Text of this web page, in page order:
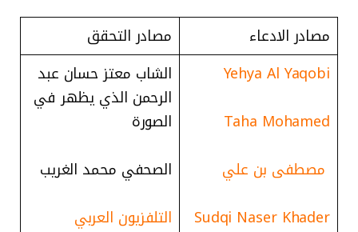
مصادر الادعاء
مصادر التحقق
Yehya Al Yaqobi
Taha Mohamed
مصطفى بن علي
Sudqi Naser Khader
الشاب معتز حسان عبد
الرحمن الذي يظهر في
الصورة
الصحفي محمد الغريب
التلفزيون العربي